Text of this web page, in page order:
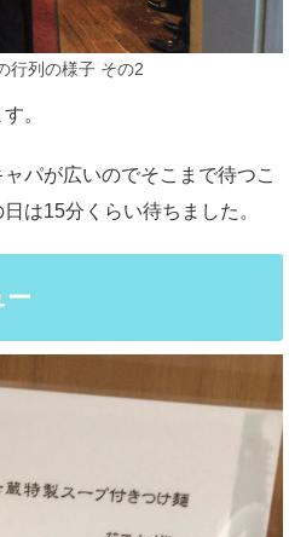
行列の様子 その2
。
パが広いのでそこまで待つこ
は15分くらい待ちました。
ー